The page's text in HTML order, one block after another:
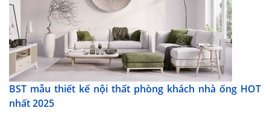
BST mẫu thiết kế nội thất phòng khách nhà ống HOT
nhất 2025